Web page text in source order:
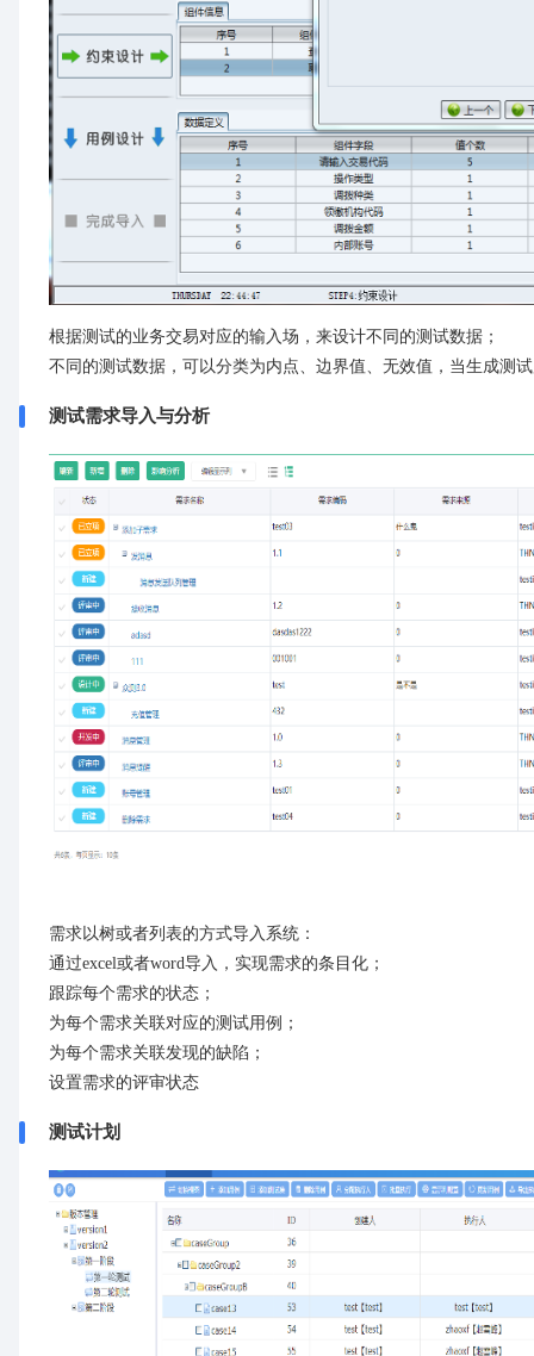
根据测试的业务交易对应的输入场，来设计不同的测试数据；
不同的测试数据，可以分类为内点、边界值、无效值，当生成测
测试需求导入与分析
需求以树或者列表的方式导入系统：
通过excel或者word导入，实现需求的条目化；
跟踪每个需求的状态；
为每个需求关联对应的测试用例；
为每个需求关联发现的缺陷；
设置需求的评审状态
测试计划